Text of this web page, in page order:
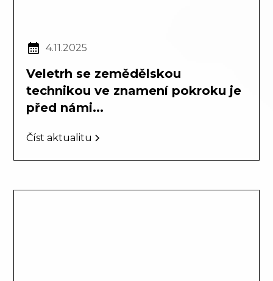
4.11.2025
Veletrh se zemědělskou
technikou ve znamení pokroku je
před námi...
Číst aktualitu